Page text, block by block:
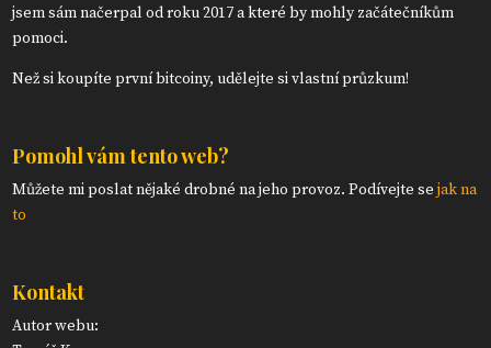
jsem sám načerpal od roku 2017 a které by mohly začátečníkům
pomoci.
Než si koupíte první bitcoiny, udělejte si vlastní průzkum!
Pomohl vám tento web?
Můžete mi poslat nějaké drobné na jeho provoz. Podívejte sejak na
to
Kontakt
Autor webu: